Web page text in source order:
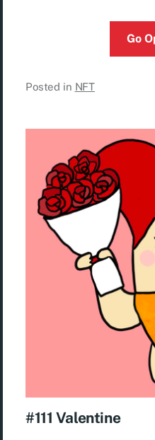
Go
Posted in NFT
#111 Valentine